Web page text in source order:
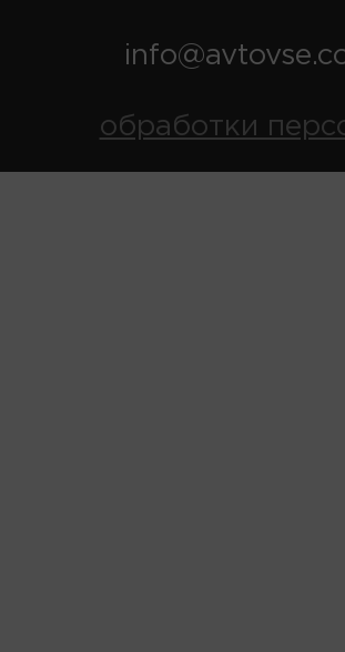
обработки